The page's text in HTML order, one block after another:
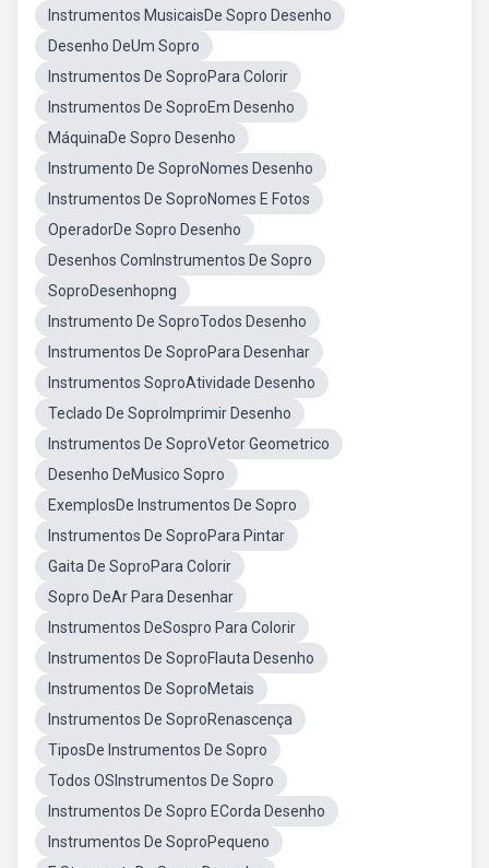
Instrumentos MusicaisDe Sopro Desenho
Desenho DeUm Sopro
Instrumentos De SoproPara Colorir
Instrumentos De SoproEm Desenho
MáquinaDe Sopro Desenho
Instrumento De SoproNomes Desenho
Instrumentos De SoproNomes E Fotos
OperadorDe Sopro Desenho
Desenhos ComInstrumentos De Sopro
SoproDesenhopng
Instrumento De SoproTodos Desenho
Instrumentos De SoproPara Desenhar
Instrumentos SoproAtividade Desenho
Teclado De SoproImprimir Desenho
Instrumentos De SoproVetor Geometrico
Desenho DeMusico Sopro
ExemplosDe Instrumentos De Sopro
Instrumentos De SoproPara Pintar
Gaita De SoproPara Colorir
Sopro DeAr Para Desenhar
Instrumentos DeSospro Para Colorir
Instrumentos De SoproFlauta Desenho
Instrumentos De SoproMetais
Instrumentos De SoproRenascença
TiposDe Instrumentos De Sopro
Todos OSInstrumentos De Sopro
Instrumentos De Sopro ECorda Desenho
Instrumentos De SoproPequeno